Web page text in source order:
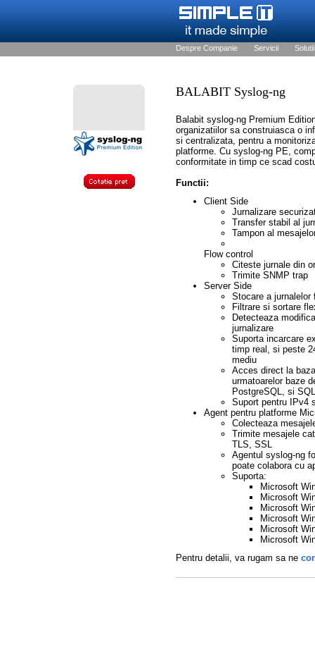
Despre Companie Servicii Solutii
BALABIT Syslog-ng
Balabit syslog-ng Premium
organizatiilor sa construiasca o
si centralizata, pentru a
platforme. Cu syslog-ng PE,
conformitate in timp ce scad
Functii:
Client Side
Jurnalizare
Transfer stabil al
Tampon al
Flow control
Citeste jurnale din
Trimite SNMP trap
Server Side
Stocare a
Filtrare si sortare
Detecteaza
jurnalizare
Suporta incarcare
timp real, si peste
mediu
Acces direct la
urmatoarelor baze
PostgreSQL, si
Suport pentru IPv4
Agent pentru platforme
Colecteaza
Trimite mesajele
TLS, SSL
Agentul syslog-ng
poate colabora cu
Suporta:
Microsoft
Microsoft
Microsoft
Microsoft
Microsoft
Microsoft
Pentru detalii, va rugam sa ne